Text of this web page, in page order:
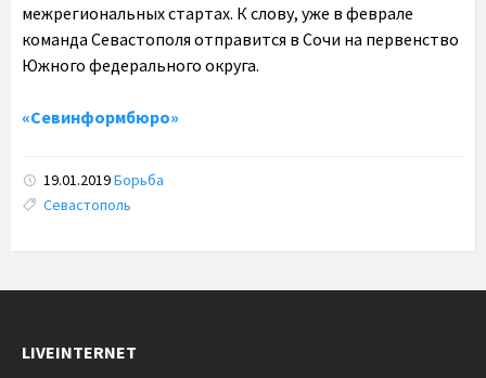
межрегиональных стартах. К слову, уже в феврале
команда Севастополя отправится в Сочи на первенство
Южного федерального округа.
«Севинформбюро»
19.01.2019Борьба
Tags:
Севастополь
LIVEINTERNET